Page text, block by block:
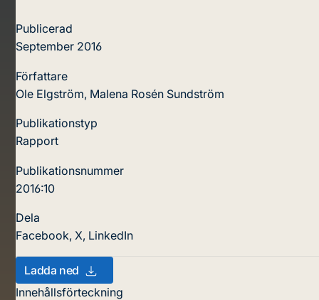
Publicerad
September 2016
Författare
Ole Elgström, Malena Rosén Sundström
Publikationstyp
Rapport
Publikationsnummer
2016:10
Dela
Facebook,X, LinkedIn
Ladda ned
Innehållsförteckning